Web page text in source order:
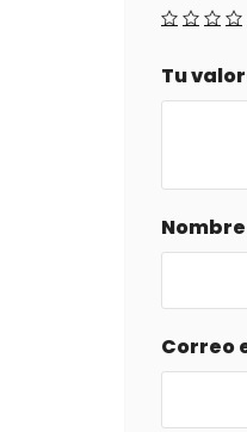
Tu
Nombre
Correo